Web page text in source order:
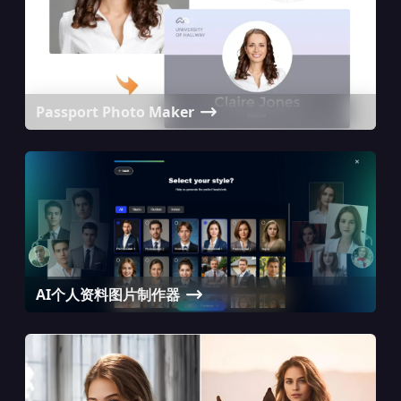
Passport Photo Maker
AI个人资料图片制作器